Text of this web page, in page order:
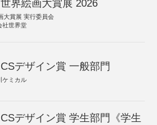
界絵画大賞展 2026
大賞展 実行委員会
社世界堂
デザイン賞 一般部門
ケミカル
デザイン賞 学生部門《学生